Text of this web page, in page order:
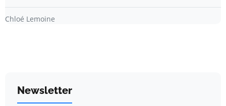
Chloé Lemoine
Newsletter